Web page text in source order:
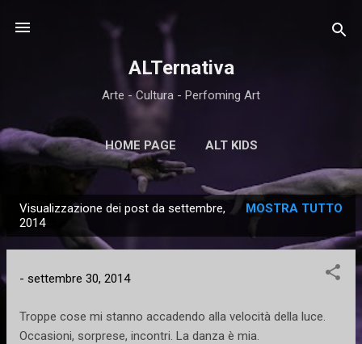
Passa ai contenuti principali
ALTernativa
Arte - Cultura - Perfoming Art
HOME PAGE ALT KIDS
o
Visualizzazione dei post da settembre,
2014
MOSTRA TUTTO
- settembre 30, 2014
Troppe cose mi stanno accadendo alla velocità della luce.
Occasioni, sorprese, incontri. La danza è mia.